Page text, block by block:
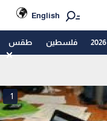
English
فلسطين طقس
1